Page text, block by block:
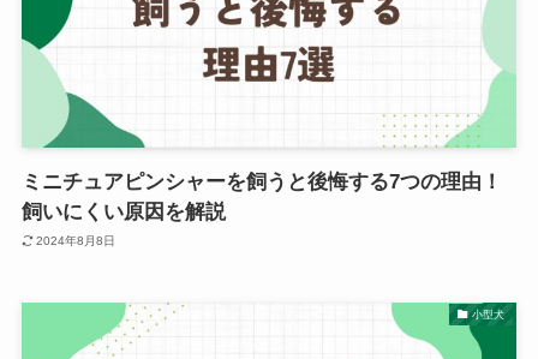
ミニチュアピンシャーを飼うと後悔する7つの理由！
飼いにくい原因を解説
2024年8月8日
小型犬